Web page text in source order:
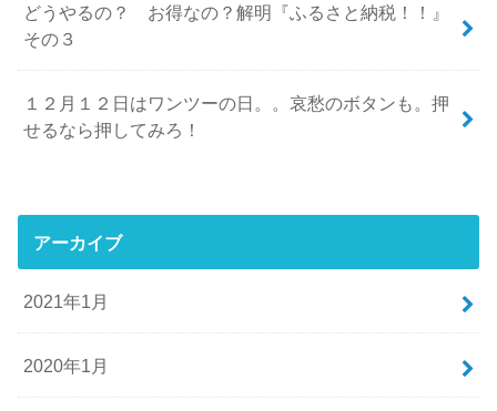
どうやるの？ お得なの？解明『ふるさと納税！！』
その３
１２月１２日はワンツーの日。。哀愁のボタンも。押
せるなら押してみろ！
アーカイブ
2021年1月
2020年1月